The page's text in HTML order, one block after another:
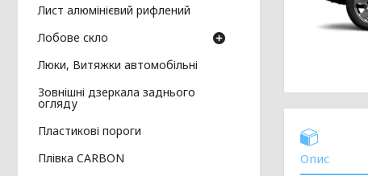
Опис
Лист алюмінієвий рифлений
Лобове скло
Люки, Витяжки автомобільні
Зовнішні дзеркала заднього
огляду
Пластикові пороги
Плівка CARBON